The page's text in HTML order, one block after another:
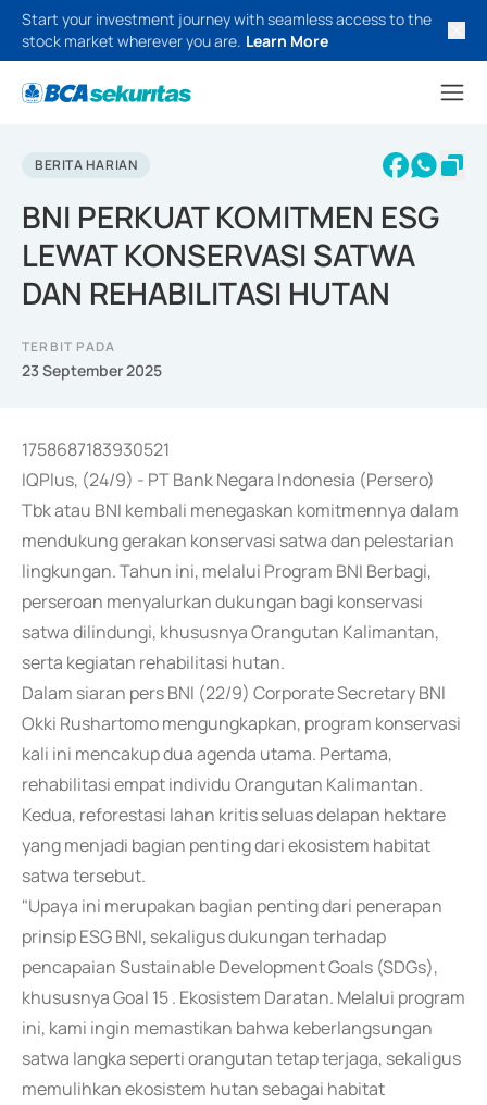
Start your investment journey with seamless access to the
stock market wherever you are. Learn More
BERITA HARIAN
BNI PERKUAT KOMITMEN ESG
LEWAT KONSERVASI SATWA
DAN REHABILITASI HUTAN
TERBIT PADA
23 September 2025
1758687183930521
IQPlus, (24/9) - PT Bank Negara Indonesia (Persero)
Tbk atau BNI kembali menegaskan komitmennya dalam
mendukung gerakan konservasi satwa dan pelestarian
lingkungan. Tahun ini, melalui Program BNI Berbagi,
perseroan menyalurkan dukungan bagi konservasi
satwa dilindungi, khususnya Orangutan Kalimantan,
serta kegiatan rehabilitasi hutan.
Dalam siaran pers BNI (22/9) Corporate Secretary BNI
Okki Rushartomo mengungkapkan, program konservasi
kali ini mencakup dua agenda utama. Pertama,
rehabilitasi empat individu Orangutan Kalimantan.
Kedua, reforestasi lahan kritis seluas delapan hektare
yang menjadi bagian penting dari ekosistem habitat
satwa tersebut.
"Upaya ini merupakan bagian penting dari penerapan
prinsip ESG BNI, sekaligus dukungan terhadap
pencapaian Sustainable Development Goals (SDGs),
khususnya Goal 15 . Ekosistem Daratan. Melalui program
ini, kami ingin memastikan bahwa keberlangsungan
satwa langka seperti orangutan tetap terjaga, sekaligus
memulihkan ekosistem hutan sebagai habitat